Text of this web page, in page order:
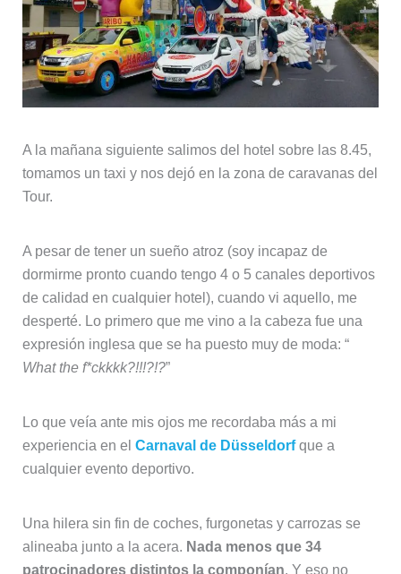
A la mañana siguiente salimos del hotel sobre las 8.45,
tomamos un taxi y nos dejó en la zona de caravanas del
Tour.
A pesar de tener un sueño atroz (soy incapaz de
dormirme pronto cuando tengo 4 o 5 canales deportivos
de calidad en cualquier hotel), cuando vi aquello, me
desperté. Lo primero que me vino a la cabeza fue una
expresión inglesa que se ha puesto muy de moda: “
What the f*ckkkk?!!!?!?”
Lo que veía ante mis ojos me recordaba más a mi
experiencia en el Carnaval de Düsseldorfque a
cualquier evento deportivo.
Una hilera sin fin de coches, furgonetas y carrozas se
alineaba junto a la acera. Nada menos que 34
patrocinadores distintos la componían. Y eso no